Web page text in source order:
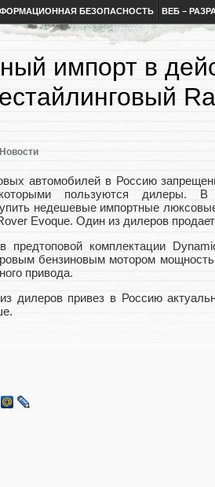
БЕЗОПАСНОСТЬ ВЕБ –
импорт в
Новости
автомобилей в Россию
пользуются дилеры.
недешевые импортные
Evoque. Один из дилеров
предтоповой комплектации
бензиновым мотором
привода.
дилеров привез в Россию